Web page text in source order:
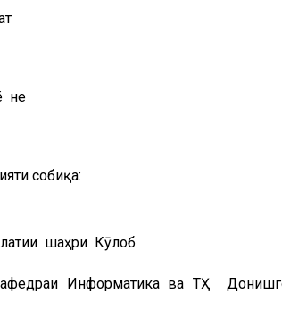
не
собиқа:
шаҳри Кӯлоб
Информатика ва ТҲ